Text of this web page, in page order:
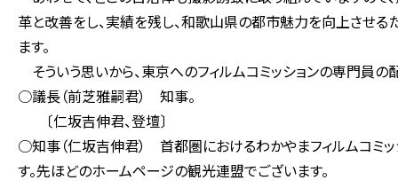
革と改善をし、実績を残し、和歌山県の都市魅力を向上させ
ます。
そういう思いから、東京へのフィルムコミッションの専門員の
○議長（前芝雅嗣君） 知事。
〔仁坂吉伸君、登壇〕
○知事（仁坂吉伸君） 首都圏におけるわかやまフィルムコミ
す。先ほどのホームページの観光連盟でございます。